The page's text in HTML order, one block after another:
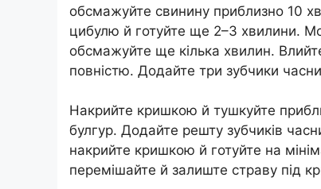
обсмажуйте свинину приблизно 10
цибулю й готуйте ще 2–3 хвилини.
обсмажуйте ще кілька хвилин.
повністю. Додайте три зубчики
Накрийте кришкою й тушкуйте
булгур. Додайте решту зубчиків
накрийте кришкою й готуйте на
перемішайте й залиште страву під